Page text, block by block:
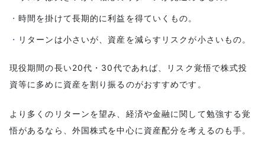
時間を掛けて長期的に利益を得ていくもの。
リターンは小さいが、資産を減らすリスクが小さいもの。
現役期間の長い20代・30代であれば、リスク覚悟で株式投
資等に多めに資産を割り振るのがおすすめです。
より多くのリターンを望み、経済や金融に関して勉強する覚
悟があるなら、外国株式を中心に資産配分を考えるのも手。